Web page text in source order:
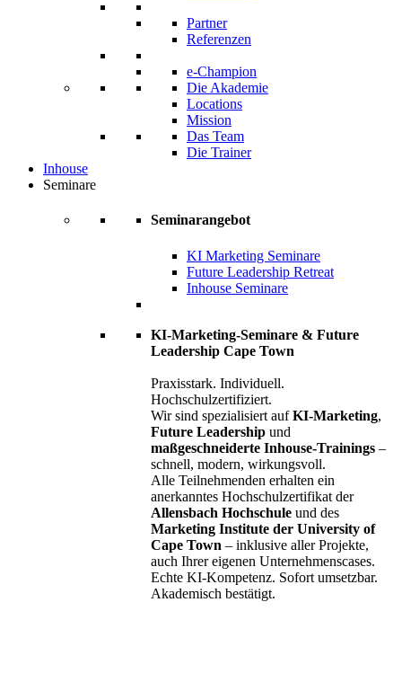
Partner
Referenzen
e-Champion
Die Akademie
Locations
Mission
Das Team
Die Trainer
Inhouse
Seminare
Seminarangebot
KI Marketing Seminare
Future Leadership Retreat
Inhouse Seminare
KI-Marketing-Seminare & Future
Leadership Cape Town
Praxisstark. Individuell.
Hochschulzertifiziert.
Wir sind spezialisiert aufKI-Marketing,
Future Leadership und
maßgeschneiderte Inhouse-Trainings –
schnell, modern, wirkungsvoll.
Alle Teilnehmenden erhalten ein
anerkanntes Hochschulzertifikat der
Allensbach Hochschule und des
Marketing Institute der University of
Cape Town – inklusive aller Projekte,
auch Ihrer eigenen Unternehmenscases.
Echte KI-Kompetenz. Sofort umsetzbar.
Akademisch bestätigt.